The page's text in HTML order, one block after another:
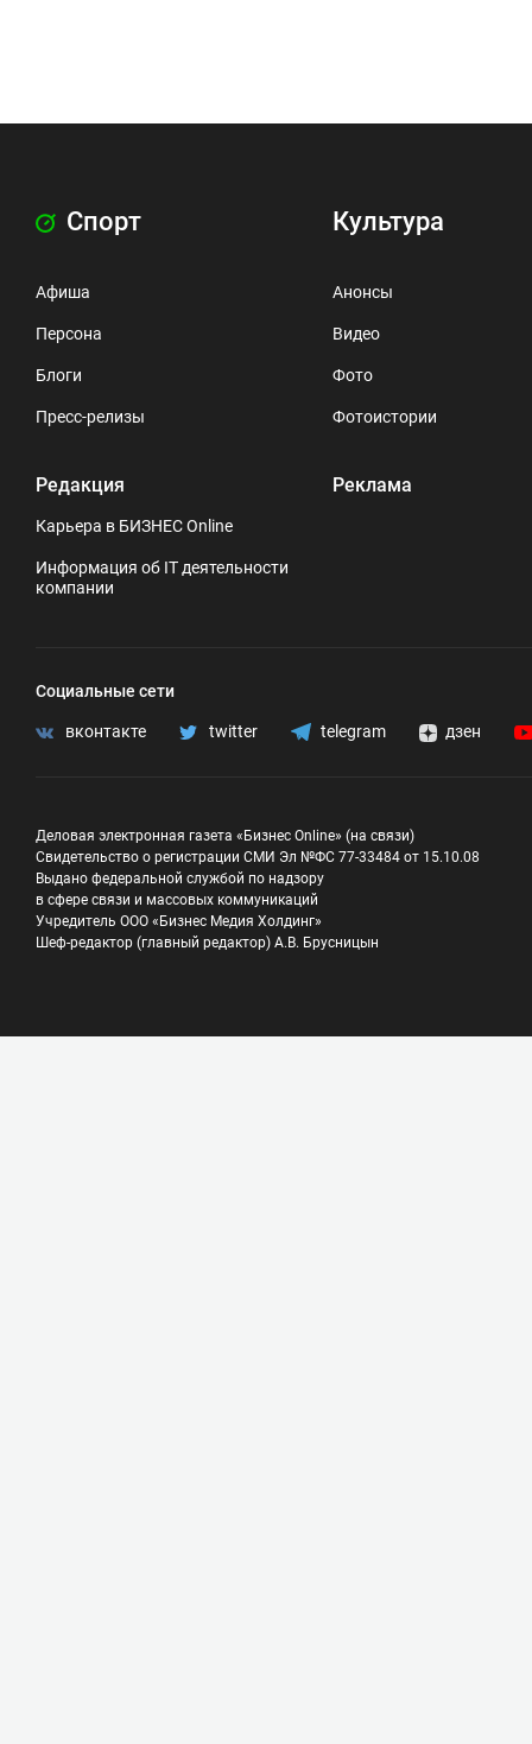
Спорт
Афиша
Персона
Блоги
Пресс-релизы
Редакция
Карьера в БИЗНЕС Online
Информация об IT деятельности
компании
Культура
Анонсы
Видео
Фото
Фотоистории
Реклама
Социальные сети
вконтакте twitter telegram дзен
Деловая электронная газета «Бизнес Online» (на связи)
Свидетельство о регистрации СМИ Эл №ФС 77-33484 от 15.10.08
Выдано федеральной службой по надзору
в сфере связи и массовых коммуникаций
Учредитель ООО «Бизнес Медия Холдинг»
Шеф-редактор (главный редактор) А.В. Брусницын